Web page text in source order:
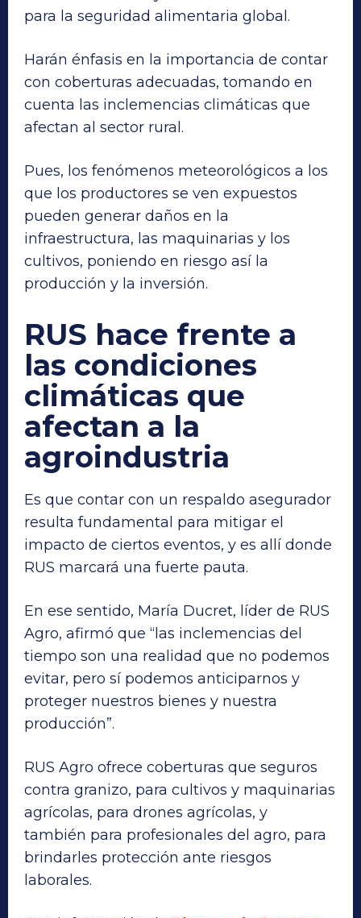
para la seguridad alimentaria global.
Harán énfasis en la importancia de contar
con coberturas adecuadas, tomando en
cuenta las inclemencias climáticas que
afectan al sector rural.
Pues, los fenómenos meteorológicos a los
que los productores se ven expuestos
pueden generar daños en la
infraestructura, las maquinarias y los
cultivos, poniendo en riesgo así la
producción y la inversión.
RUS hace frente a
las condiciones
climáticas que
afectan a la
agroindustria
Es que contar con un respaldo asegurador
resulta fundamental para mitigar el
impacto de ciertos eventos, y es allí donde
RUS marcará una fuerte pauta.
En ese sentido, María Ducret, líder de RUS
Agro, afirmó que “las inclemencias del
tiempo son una realidad que no podemos
evitar, pero sí podemos anticiparnos y
proteger nuestros bienes y nuestra
producción”.
RUS Agro ofrece coberturas que seguros
contra granizo, para cultivos y maquinarias
agrícolas, para drones agrícolas, y
también para profesionales del agro, para
brindarles protección ante riesgos
laborales.